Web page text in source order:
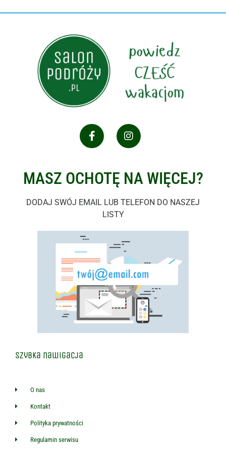
MASZ OCHOTĘ NA WIĘCEJ?
DODAJ SWÓJ EMAIL LUB TELEFON DO NASZEJ
LISTY
Szybka nawigacja
O nas
Kontakt
Polityka prywatności
Regulamin serwisu